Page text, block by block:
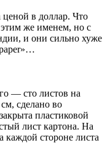
в доллар. Что
этим же именем, но с
и они сильно хуже
— сто листов на
сделано во
пластиковой
лист картона. На
каждой стороне листа